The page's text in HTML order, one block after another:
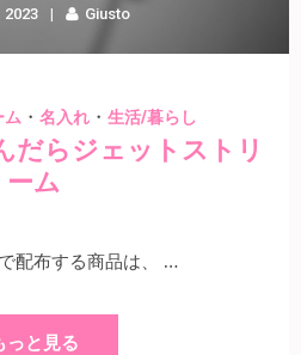
2023 Giusto
ム・ 名入れ・ 生活/暮らし
だらジェットストリ
ーム
配布する商品は、 …
っと見る